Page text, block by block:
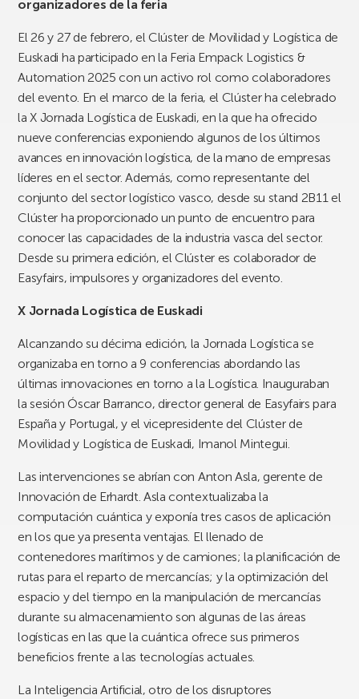
organizadores de la feria
El 26 y 27 de febrero, el Clúster de Movilidad y Logística de
Euskadi ha participado en la Feria Empack Logistics &
Automation 2025 con un activo rol como colaboradores
del evento. En el marco de la feria, el Clúster ha celebrado
la X Jornada Logística de Euskadi, en la que ha ofrecido
nueve conferencias exponiendo algunos de los últimos
avances en innovación logística, de la mano de empresas
líderes en el sector. Además, como representante del
conjunto del sector logístico vasco, desde su stand 2B11 el
Clúster ha proporcionado un punto de encuentro para
conocer las capacidades de la industria vasca del sector.
Desde su primera edición, el Clúster es colaborador de
Easyfairs, impulsores y organizadores del evento.
X Jornada Logística de Euskadi
Alcanzando su décima edición, la Jornada Logística se
organizaba en torno a 9 conferencias abordando las
últimas innovaciones en torno a la Logística. Inauguraban
la sesión Óscar Barranco, director general de Easyfairs para
España y Portugal, y el vicepresidente del Clúster de
Movilidad y Logística de Euskadi, Imanol Mintegui.
Las intervenciones se abrían con Anton Asla, gerente de
Innovación de Erhardt. Asla contextualizaba la
computación cuántica y exponía tres casos de aplicación
en los que ya presenta ventajas. El llenado de
contenedores marítimos y de camiones; la planificación de
rutas para el reparto de mercancías; y la optimización del
espacio y del tiempo en la manipulación de mercancías
durante su almacenamiento son algunas de las áreas
logísticas en las que la cuántica ofrece sus primeros
beneficios frente a las tecnologías actuales.
La Inteligencia Artificial, otro de los disruptores